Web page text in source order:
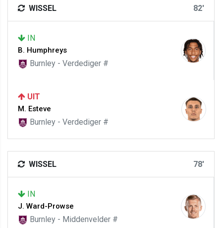
WISSEL 82'
IN
B. Humphreys
Burnley - Verdediger #
UIT
M. Esteve
Burnley - Verdediger #
WISSEL 78'
IN
J. Ward-Prowse
Burnley - Middenvelder #